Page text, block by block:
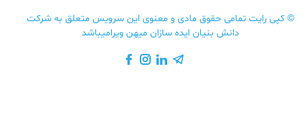
© کپی رایت تمامی حقوق مادی و معنوی این سرویس متعلق به شرکت
دانش بنیان ایده سازان میهن ویرامیباشد